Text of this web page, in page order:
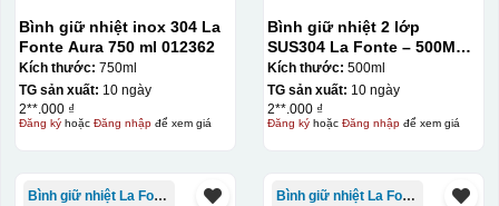
Bình giữ nhiệt inox 304 La
Fonte Aura 750 ml 012362
Kích thước: 750ml
TG sản xuất: 10 ngày
2**.000 ₫
Đăng kýhoặc Đăng nhậpđể xem giá
Bình giữ nhiệt 2 lớp
SUS304 La Fonte – 500ML –
012737
Kích thước: 500ml
TG sản xuất: 10 ngày
2**.000 ₫
Đăng kýhoặc Đăng nhậpđể xem giá
Bình giữ nhiệt La Fonte Bình giữ nhiệt La Fonte